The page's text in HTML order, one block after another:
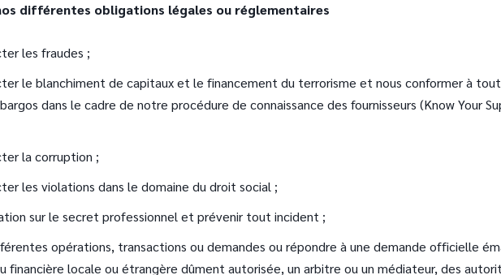
différentes obligations légales ou réglementaires
les fraudes ;
le blanchiment de capitaux et le financement du terrorisme et nous conformer à
dans le cadre de notre procédure de connaissance des fournisseurs (Know Your
la corruption ;
les violations dans le domaine du droit social ;
sur le secret professionnel et prévenir tout incident ;
opérations, transactions ou demandes ou répondre à une demande officielle
financière locale ou étrangère dûment autorisée, un arbitre ou un médiateur, des